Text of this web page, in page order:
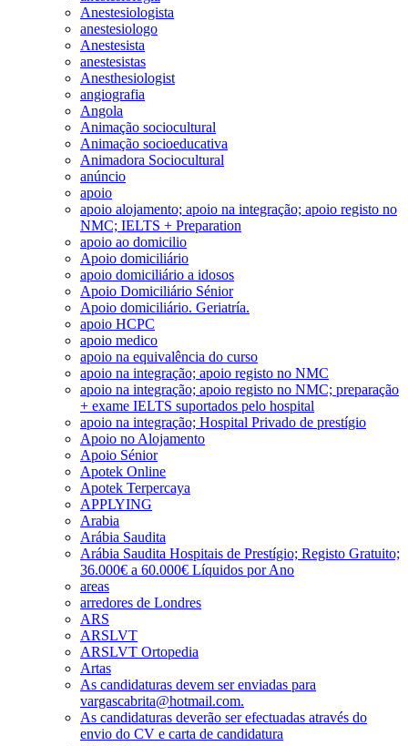
Anestesiologista
anestesiologo
Anestesista
anestesistas
Anesthesiologist
angiografia
Angola
Animação sociocultural
Animação socioeducativa
Animadora Sociocultural
anúncio
apoio
apoio alojamento; apoio na integração; apoio registo no
NMC; IELTS + Preparation
apoio ao domicilio
Apoio domiciliário
apoio domiciliário a idosos
Apoio Domiciliário Sénior
Apoio domiciliário. Geriatría.
apoio HCPC
apoio medico
apoio na equivalência do curso
apoio na integração; apoio registo no NMC
apoio na integração; apoio registo no NMC; preparação
+ exame IELTS suportados pelo hospital
apoio na integração; Hospital Privado de prestígio
Apoio no Alojamento
Apoio Sénior
Apotek Online
Apotek Terpercaya
APPLYING
Arabia
Arábia Saudita
Arábia Saudita Hospitais de Prestígio; Registo Gratuito;
36.000€ a 60.000€ Líquidos por Ano
areas
arredores de Londres
ARS
ARSLVT
ARSLVT Ortopedia
Artas
As candidaturas devem ser enviadas para
vargascabrita@hotmail.com.
As candidaturas deverão ser efectuadas através do
envio do CV e carta de candidatura